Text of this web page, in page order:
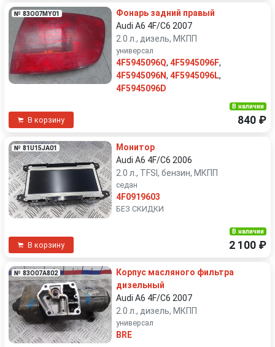
№ 83O07MY01
Фонарь задний правый
Audi A6 4F/C6 2007
2.0 л., дизель, МКПП
универсал
4F5945096Q, 4F5945096F,
4F5945096N, 4F5945096L,
4F5945096D
В корзину
В наличии
840 ₽
№ 81U15JA01
Монитор
Audi A6 4F/C6 2006
2.0 л., TFSI, бензин, МКПП
седан
4F0919603
БЕЗ СКИДКИ
В корзину
В наличии
2 100 ₽
№ 83O07A802
Корпус масляного фильтра
дизельный
Audi A6 4F/C6 2007
2.0 л., дизель, МКПП
универсал
BRE